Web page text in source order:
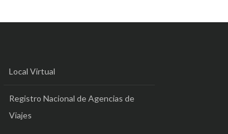
Local Virtual
Registro Nacional de Agencias de
Viajes